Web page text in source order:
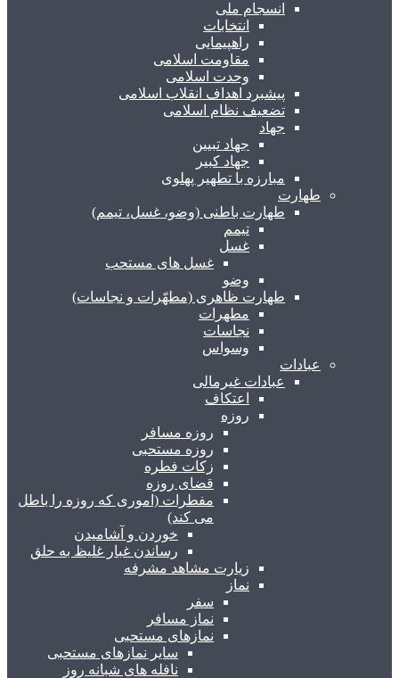
انسجام ملی
انتخابات
راهپیمایی
مقاومت اسلامی
وحدت اسلامی
پیشبرد اهداف انقلاب اسلامی
تضعیف نظام اسلامی
جهاد
جهاد تبیین
جهاد کبیر
مبارزه با تطهیر پهلوی
طهارت
طهارت باطنی (وضو، غسل، تیمم)
تیمم
غسل
غسل های مستحب
وضو
طهارت ظاهری (مطهّرات و نجاسات)
مطهرات
نجاسات
وسواس
عبادات
عبادات غیرمالی
اعتکاف
روزه
روزه مسافر
روزه مستحبی
زکات فطره
قضای روزه
مفطرات (اموری که روزه را باطل
می کند)
خوردن و آشامیدن
رساندن غبار غلیظ به حلق
زیارت مشاهد مشرفه
نماز
سفر
نماز مسافر
نمازهای مستحبی
سایر نمازهای مستحبی
نافله های شبانه روز